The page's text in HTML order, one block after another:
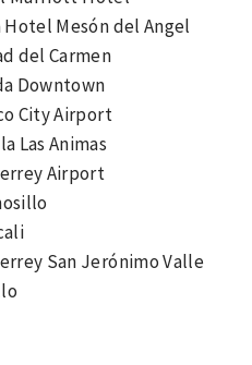
Mesón del Angel
del Carmen
Downtown
City Airport
Las Animas
Airport
San Jerónimo Valle